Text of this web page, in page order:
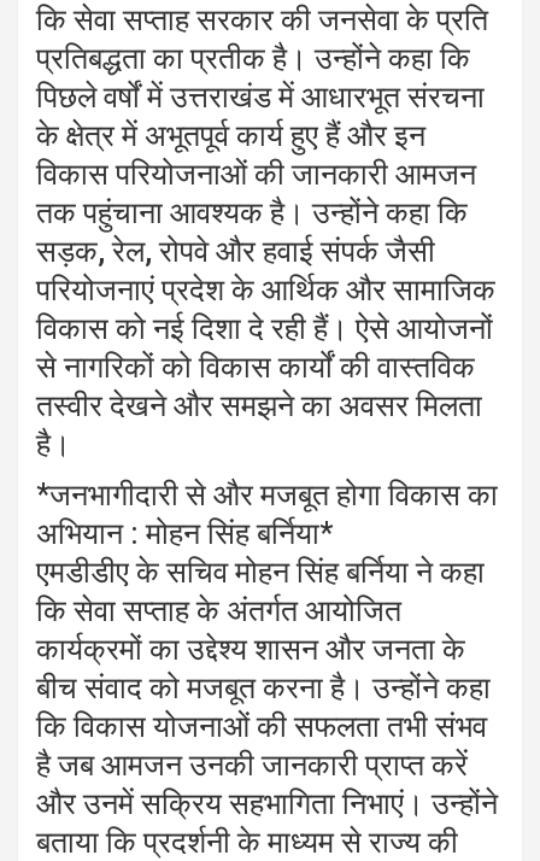
कि सेवा सप्ताह सरकार की जनसेवा के प्रति
प्रतिबद्धता का प्रतीक है। उन्होंने कहा कि
पिछले वर्षों में उत्तराखंड में आधारभूत संरचना
के क्षेत्र में अभूतपूर्व कार्य हुए हैं और इन
विकास परियोजनाओं की जानकारी आमजन
तक पहुंचाना आवश्यक है। उन्होंने कहा कि
सड़क, रेल, रोपवे और हवाई संपर्क जैसी
परियोजनाएं प्रदेश के आर्थिक और सामाजिक
विकास को नई दिशा दे रही हैं। ऐसे आयोजनों
से नागरिकों को विकास कार्यों की वास्तविक
तस्वीर देखने और समझने का अवसर मिलता
है।
*जनभागीदारी से और मजबूत होगा विकास का
अभियान : मोहन सिंह बर्निया*
एमडीडीए के सचिव मोहन सिंह बर्निया ने कहा
कि सेवा सप्ताह के अंतर्गत आयोजित
कार्यक्रमों का उद्देश्य शासन और जनता के
बीच संवाद को मजबूत करना है। उन्होंने कहा
कि विकास योजनाओं की सफलता तभी संभव
है जब आमजन उनकी जानकारी प्राप्त करें
और उनमें सक्रिय सहभागिता निभाएं। उन्होंने
बताया कि प्रदर्शनी के माध्यम से राज्य की